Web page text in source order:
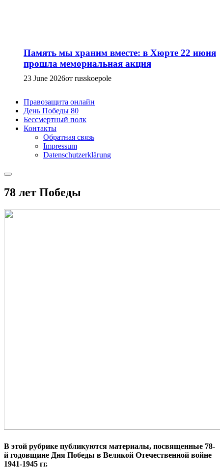
Память мы храним вместе: в Хюрте 22 июня
прошла мемориальная акция
23 June 2026от russkoepole
Правозащита онлайн
День Победы 80
Бессмертный полк
Контакты
Обратная связь
Impressum
Datenschutzerklärung
78 лет Победы
В этой рубрике публикуются материалы, посвященные 78-
й годовщине Дня Победы в Великой Отечественной войне
1941-1945 гг.